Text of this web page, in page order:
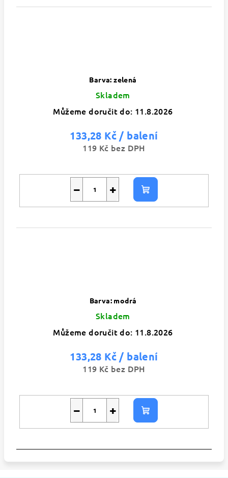
Barva: zelená
Skladem
Můžeme doručit do: 11.8.2026
133,28 Kč / balení
119 Kč bez DPH
+
− Do
košíku
Barva: modrá
Skladem
Můžeme doručit do: 11.8.2026
133,28 Kč / balení
119 Kč bez DPH
+
− Do
košíku